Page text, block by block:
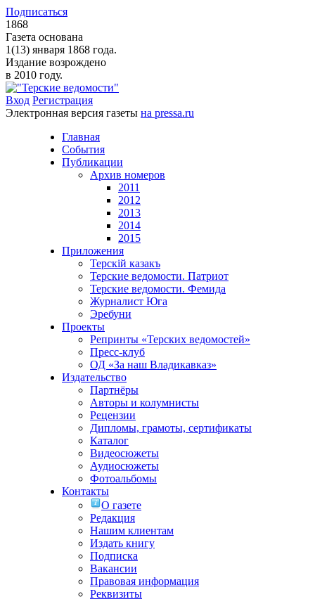
Подписаться
1868
Газета основана
1(13) января 1868 года.
Издание возрождено
в 2010 году.
Вход Регистрация
Электронная версия газеты на pressa.ru
Главная
События
Публикации
Архив номеров
2011
2012
2013
2014
2015
Приложения
Терскiй казакъ
Терские ведомости. Патриот
Терские ведомости. Фемида
Журналист Юга
Эребуни
Проекты
Репринты «Терских ведомостей»
Пресс-клуб
ОД «За наш Владикавказ»
Издательство
Партнёры
Авторы и колумнисты
Рецензии
Дипломы, грамоты, сертификаты
Каталог
Видеосюжеты
Аудиосюжеты
Фотоальбомы
Контакты
О газете
Редакция
Нашим клиентам
Издать книгу
Подписка
Вакансии
Правовая информация
Реквизиты